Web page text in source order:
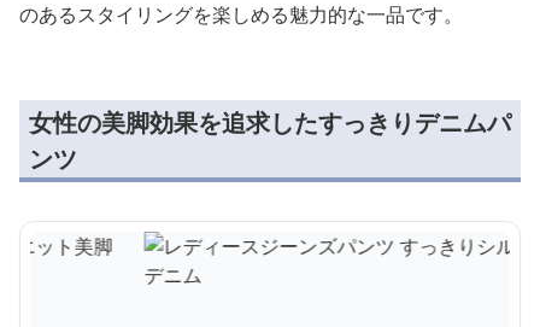
のあるスタイリングを楽しめる魅力的な一品です。
女性の美脚効果を追求したすっきりデニムパ
ンツ